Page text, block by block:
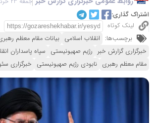
اشتراک گذاری:
لینک کوتاه
برچسب‌ها: انقلاب اسلامی بیانات مقام معظم
خبرگزاری گزارش خبر رژیم صهیونیستی سپاه پاسداران
مقام معظم رهبری نابودی رژیم صهیونیستی خبرگزاری